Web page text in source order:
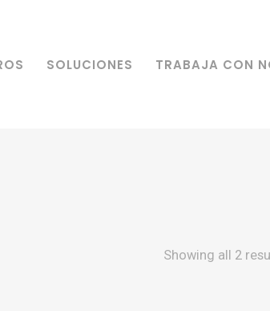
SOLUCIONES TRABAJA CON
Showing all 2